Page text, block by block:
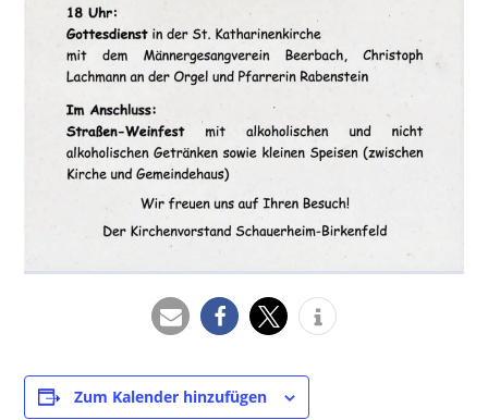
Zum Kalender hinzufügen